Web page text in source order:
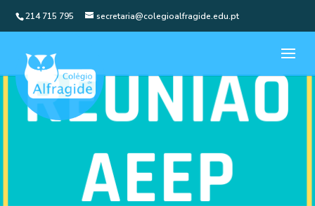
214 715 795 secretaria@colegioalfragide.edu.pt